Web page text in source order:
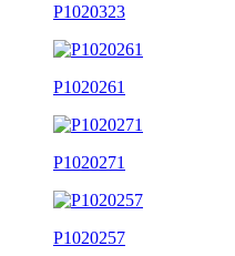
P1020323
P1020261
P1020271
P1020257